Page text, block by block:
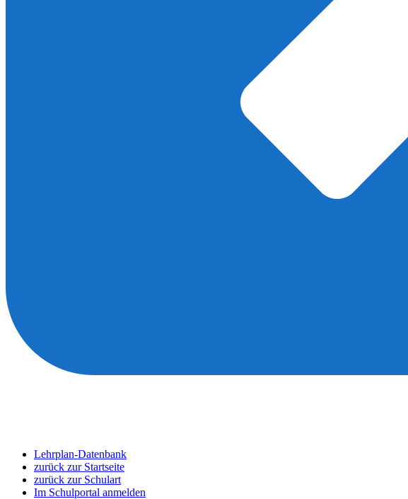
Lehrplan-Datenbank
zurück zur Startseite
zurück zur Schulart
Im Schulportal anmelden